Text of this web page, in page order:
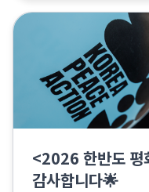
<2026 한반도 평
감사합니다🌟